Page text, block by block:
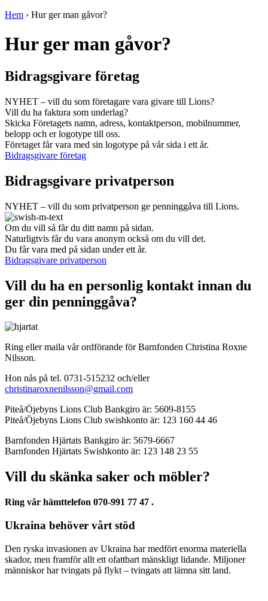
Hem › Hur ger man gåvor?
Hur ger man gåvor?
Bidragsgivare företag
NYHET – vill du som företagare vara givare till Lions?
Vill du ha faktura som underlag?
Skicka Företagets namn, adress, kontaktperson, mobilnummer,
belopp och er logotype till oss.
Företaget får vara med sin logotype på vår sida i ett år.
Bidragsgivare företag
Bidragsgivare privatperson
NYHET – vill du som privatperson ge penninggåva till Lions.
Om du vill så får du ditt namn på sidan.
Naturligtvis får du vara anonym också om du vill det.
Du får vara med på sidan under ett år.
Bidragsgivare privatperson
Vill du ha en personlig kontakt innan du
ger din penninggåva?
Ring eller maila vår ordförande för Barnfonden Christina Roxne
Nilsson.
Hon nås på tel. 0731-515232 och/eller
christinaroxnenilsson@gmail.com
Piteå/Öjebyns Lions Club Bankgiro är: 5609-8155
Piteå/Öjebyns Lions Club swishkonto är: 123 160 44 46
Barnfonden Hjärtats Bankgiro är: 5679-6667
Barnfonden Hjärtats Swishkonto är: 123 148 23 55
Vill du skänka saker och möbler?
Ring vår hämttelefon 070-991 77 47 .
Ukraina behöver vårt stöd
Den ryska invasionen av Ukraina har medfört enorma materiella
skador, men framför allt ett ofattbart mänskligt lidande. Miljoner
människor har tvingats på flykt – tvingats att lämna sitt land.